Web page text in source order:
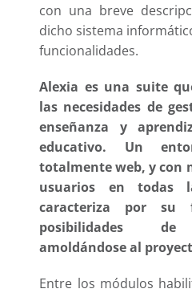
con una breve
dicho sistema
funcionalidades.
Alexia es una suite
las necesidades de
enseñanza y
educativo. Un
totalmente web, y con
usuarios en todas
caracteriza por su
posibilidades de
amoldándose al
Entre los módulos